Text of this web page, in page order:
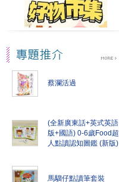
蔡瀾活過
(全新廣東話+英式英語
版+國語) 0-6歲Food超
人點讀認知圖鑑 (新版)
馬騮仔點讀筆套裝